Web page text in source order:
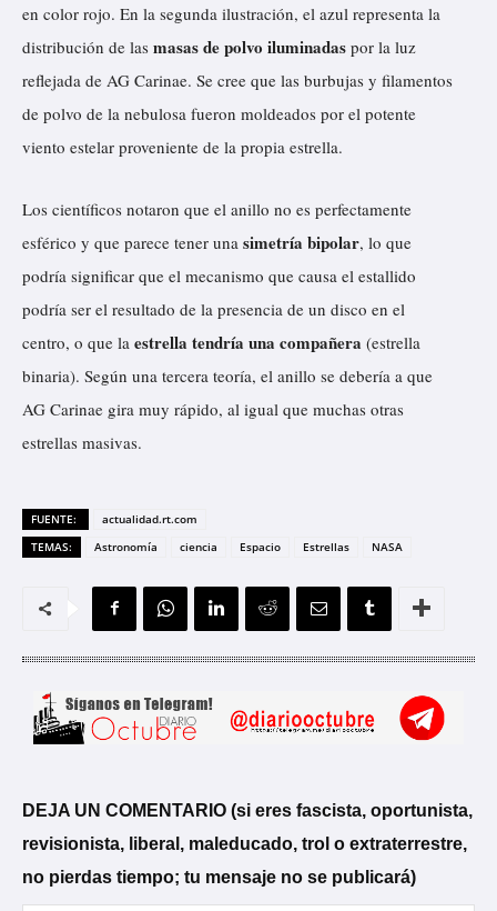
en color rojo. En la segunda ilustración, el azul representa la
distribución de las masas de polvo iluminadas por la luz
reflejada de AG Carinae. Se cree que las burbujas y filamentos
de polvo de la nebulosa fueron moldeados por el potente
viento estelar proveniente de la propia estrella.
Los científicos notaron que el anillo no es perfectamente
esférico y que parece tener una simetría bipolar, lo que
podría significar que el mecanismo que causa el estallido
podría ser el resultado de la presencia de un disco en el
centro, o que la estrella tendría una compañera (estrella
binaria). Según una tercera teoría, el anillo se debería a que
AG Carinae gira muy rápido, al igual que muchas otras
estrellas masivas.
FUENTE:
actualidad.rt.com
TEMAS:
Astronomía ciencia Espacio Estrellas NASA
DEJA UN COMENTARIO (si eres fascista, oportunista,
revisionista, liberal, maleducado, trol o extraterrestre,
no pierdas tiempo; tu mensaje no se publicará)